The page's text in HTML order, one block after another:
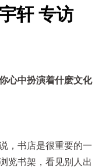
轩 专访
心中扮演着什麽文化
，书店是很重要的一
览书架，看见别人出